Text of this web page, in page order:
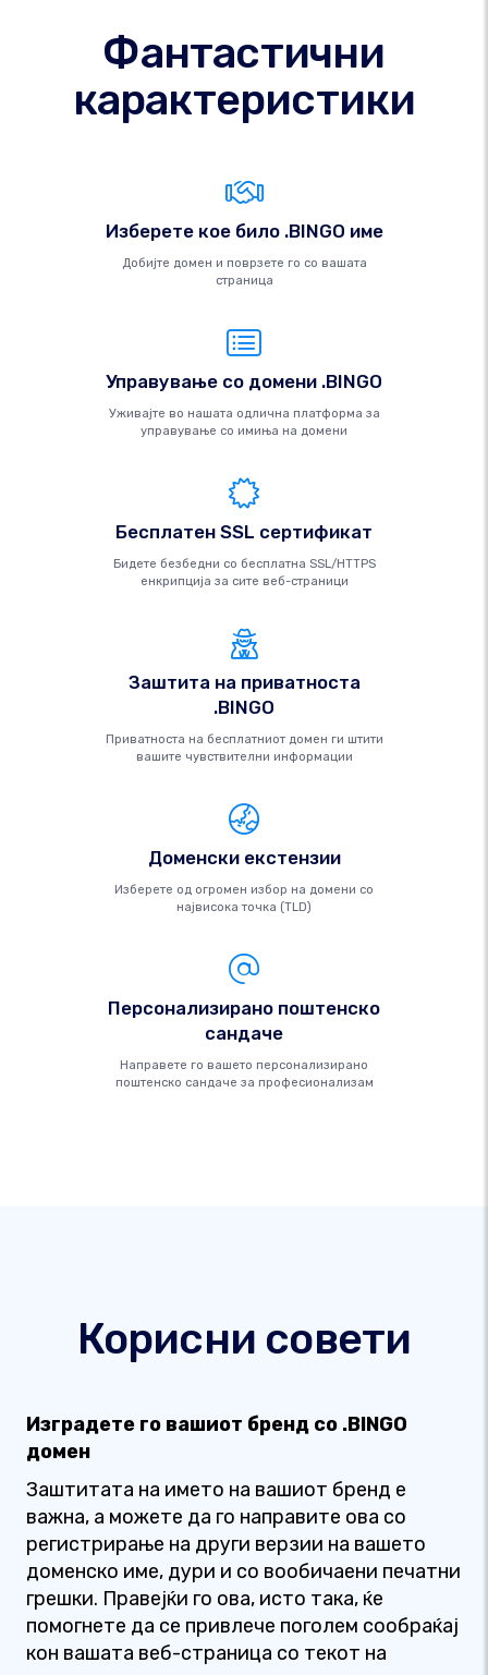
Фантастични
карактеристики
Изберете кое било .BINGO име
Добијте домен и поврзете го со вашата
страница
Управување со домени .BINGO
Уживајте во нашата одлична платформа за
управување со имиња на домени
Бесплатен SSL сертификат
Бидете безбедни со бесплатна SSL/HTTPS
енкрипција за сите веб-страници
Заштита на приватноста
.BINGO
Приватноста на бесплатниот домен ги штити
вашите чувствителни информации
Доменски екстензии
Изберете од огромен избор на домени со
највисока точка (TLD)
Персонализирано поштенско
сандаче
Направете го вашето персонализирано
поштенско сандаче за професионализам
Корисни совети
Изградете го вашиот бренд со .BINGO
домен
Заштитата на името на вашиот бренд е
важна, а можете да го направите ова со
регистрирање на други верзии на вашето
доменско име, дури и со вообичаени печатни
грешки. Правејќи го ова, исто така, ќе
помогнете да се привлече поголем сообраќај
кон вашата веб-страница со текот на